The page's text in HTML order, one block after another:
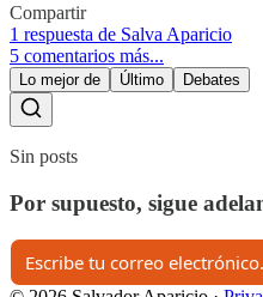
Compartir
1 respuesta de Salva Aparicio
5 comentarios más...
Lo mejor de Último Debates
Sin posts
Por supuesto, sigue